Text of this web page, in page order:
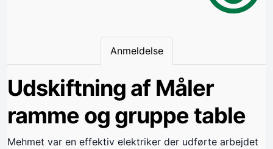
Anmeldelse
Udskiftning af Måler
ramme og gruppe table
Mehmet var en effektiv elektriker der udførte arbejdet